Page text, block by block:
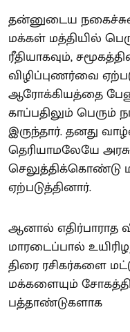
தன்னுடைய
மக்கள் மத்தியில்
ரீதியாகவும்,
விழிப்புணர்வை
ஆரோக்கியத்தை
காப்பதிலும்
இருந்தார். தனது
தெரியாமலேயே
செலுத்திக்கொண்டு
ஏற்படுத்தினார்.
ஆனால் எதிர்பாராத
மாரடைப்பால்
திரை ரசிகர்களை
மக்களையும்
பத்தாண்டுகளாக